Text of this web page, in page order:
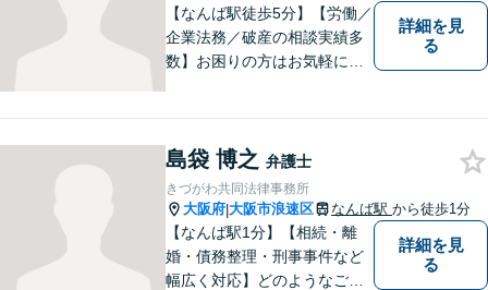
【なんば駅徒歩5分】【労働／
企業法務／破産の相談実績多
数】お困りの方はお気軽にご
詳細を見
る
島袋 博之 弁護士
きづがわ共同法律事務所
大阪府|大阪市浪速区 なんば駅 から徒歩1分
【なんば駅1分】【相続・離
婚・債務整理・刑事事件など
幅広く対応】どのようなご相
詳細を見
る